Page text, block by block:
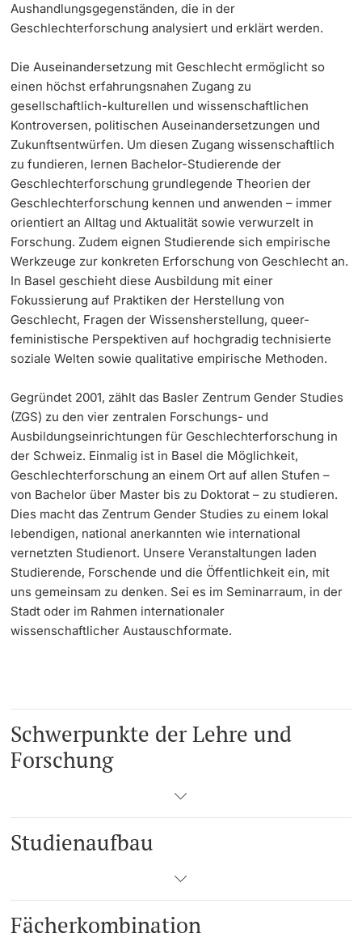
Digitales Lernen
Universitätsbibliothek Basel
Lernbörse
Lernräume
Aushandlungsgegenständen, die in der
Geschlechterforschung analysiert und erklärt werden.
Die Auseinandersetzung mit Geschlecht ermöglicht so
einen höchst erfahrungsnahen Zugang zu
gesellschaftlich-kulturellen und wissenschaftlichen
Kontroversen, politischen Auseinandersetzungen und
Zukunftsentwürfen. Um diesen Zugang wissenschaftlich
zu fundieren, lernen Bachelor-Studierende der
Geschlechterforschung grundlegende Theorien der
Geschlechterforschung kennen und anwenden – immer
orientiert an Alltag und Aktualität sowie verwurzelt in
Forschung. Zudem eignen Studierende sich empirische
Werkzeuge zur konkreten Erforschung von Geschlecht an.
In Basel geschieht diese Ausbildung mit einer
Fokussierung auf Praktiken der Herstellung von
Geschlecht, Fragen der Wissensherstellung, queer-
feministische Perspektiven auf hochgradig technisierte
soziale Welten sowie qualitative empirische Methoden.
Gegründet 2001, zählt das Basler Zentrum Gender Studies
(ZGS) zu den vier zentralen Forschungs- und
Ausbildungseinrichtungen für Geschlechterforschung in
der Schweiz. Einmalig ist in Basel die Möglichkeit,
Geschlechterforschung an einem Ort auf allen Stufen –
von Bachelor über Master bis zu Doktorat – zu studieren.
Dies macht das Zentrum Gender Studies zu einem lokal
lebendigen, national anerkannten wie international
vernetzten Studienort. Unsere Veranstaltungen laden
Studierende, Forschende und die Öffentlichkeit ein, mit
uns gemeinsam zu denken. Sei es im Seminarraum, in der
Stadt oder im Rahmen internationaler
wissenschaftlicher Austauschformate.
Schwerpunkte der Lehre und
Forschung
Studienaufbau
Fächerkombination